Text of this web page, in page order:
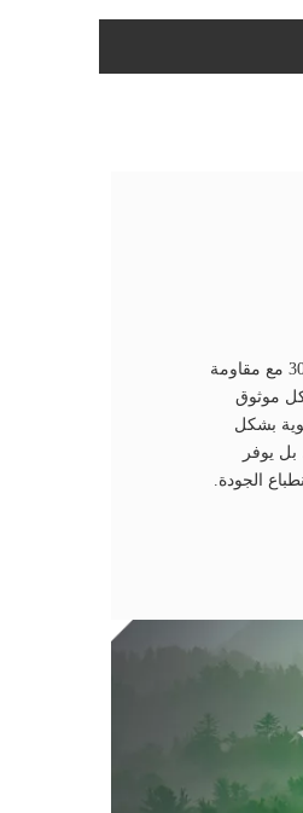
تتميز الوحدة بغلاف عالي الجودة من الفولاذ المقاوم للصدأ 304 مع مقاومة
موثوق
بشكل
يوفر
الجودة.